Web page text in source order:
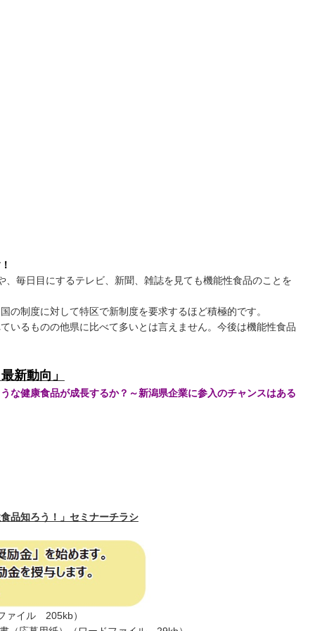
毎日目にするテレビ、新聞、雑誌を見ても機能性食品のことを
制度に対して特区で新制度を要求するほど積極的です。
いるものの他県に比べて多いとは言えません。今後は機能性食品
新動向」
な健康食品が成長するか？～新潟県企業に参入のチャンスはある
品知ろう！」セミナーチラシ
ァイル 205kb）